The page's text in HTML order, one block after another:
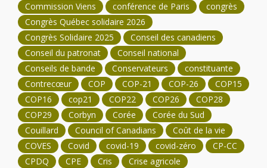
Commission Viens
conférence de Paris
congrès
Congrès Québec solidaire 2026
Congrès Solidaire 2025
Conseil des canadiens
Conseil du patronat
Conseil national
Conseils de bande
Conservateurs
constituante
Contrecœur
COP COP-21 COP-26
COP15
COP16
cop21 COP22 COP26
COP28
COP29
Corbyn Corée
Corée du Sud
Couillard
Council of Canadians
Coût de la vie
COVES
Covid covid-19 covid-zéro
CP-CC
CPDQ
CPE Cris
Crise agricole